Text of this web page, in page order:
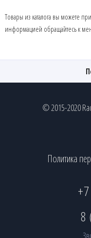
Товары из каталога вы можете
информацией обращайтесь к
© 2015-2020
Политика
8